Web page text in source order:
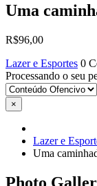
Uma
R$96,00
Lazer e Esportes 0
Processando o seu
×
Lazer e
Uma
Photo